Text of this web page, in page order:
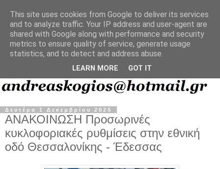
Δευτέρα 1 Δεκεμβρίου 2025
ΑΝΑΚΟΙΝΩΣΗ Προσωρινές
κυκλοφοριακές ρυθμίσεις στην εθνική
οδό Θεσσαλονίκης - Έδεσσας
This site uses cookies from Google to deliver its services
and to analyze traffic. Your IP address and user-agent are
shared with Google along with performance and security
metrics to ensure quality of service, generate usage
statistics, and to detect and address abuse.
LEARN MORE GOT IT